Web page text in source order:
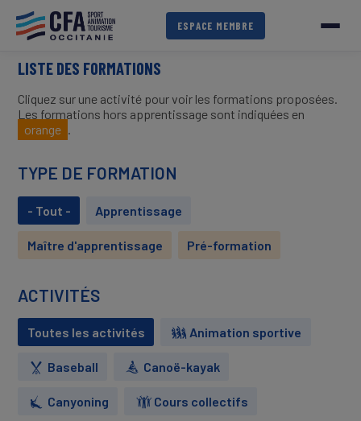
contenu
ESPACE MEMBRE
LISTE DES FORMATIONS
Cliquez sur une activité pour voir les formations proposées.
Les formations hors apprentissage sont indiquées en
orange .
TYPE DE FORMATION
- Tout - Apprentissage
Maître d'apprentissage Pré-formation
ACTIVITÉS
Toutes les activités Animation sportive
Baseball Canoë-kayak
Canyoning Cours collectifs